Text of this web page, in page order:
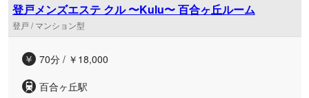
登戸メンズエステ クル 〜Kulu〜 百合ヶ丘ルーム
登戸 / マンション型
70分 / ￥18,000
百合ヶ丘駅